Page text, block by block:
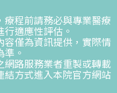
程前請務必與專業醫療
適應性評估。
僅為資訊提供，實際情
。
路服務業者重製或轉載
結方式進入本院官方網站